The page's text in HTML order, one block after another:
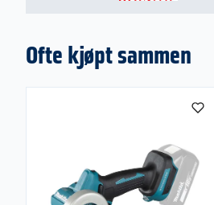
Ofte kjøpt sammen